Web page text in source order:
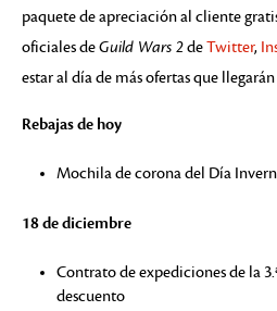
paquete de apreciación al cliente
oficiales deGuild Wars 2deTwitter,
estar al día de más ofertas que
Rebajas de hoy
Mochila de corona del Día
18 de diciembre
Contrato de expediciones de la
descuento